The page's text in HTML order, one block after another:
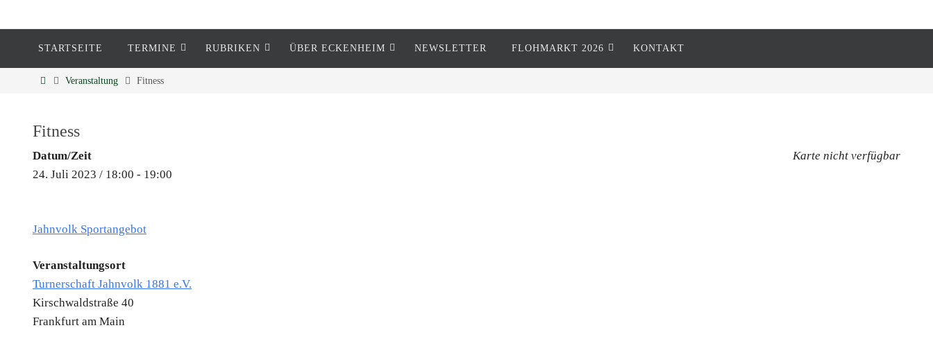
Eckenheim
STARTSEITE TERMINE RUBRIKEN ÜBER ECKENHEIM NEWSLETTER FLOHMARKT 2026 KONTAKT
Veranstaltung Fitness
Fitness
Karte nicht verfügbar
Datum/Zeit
24. Juli 2023 / 18:00 - 19:00
Jahnvolk Sportangebot
Veranstaltungsort
Turnerschaft Jahnvolk 1881 e.V.
Kirschwaldstraße 40
Frankfurt am Main